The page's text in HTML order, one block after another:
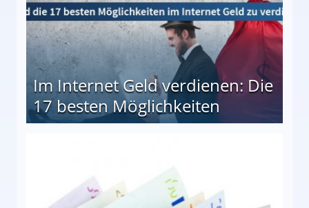
Im Internet Geld verdienen: Die
17 besten Möglichkeiten